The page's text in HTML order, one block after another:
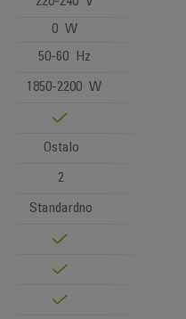
0 W
50-60 Hz
1850-2200 W
Ostalo
2
Standardno